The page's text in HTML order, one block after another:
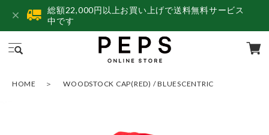
総額22,000円以上お買い上げで送料無料サービス
中です
HOME WOODSTOCK CAP(RED) / BLUESCENTRIC